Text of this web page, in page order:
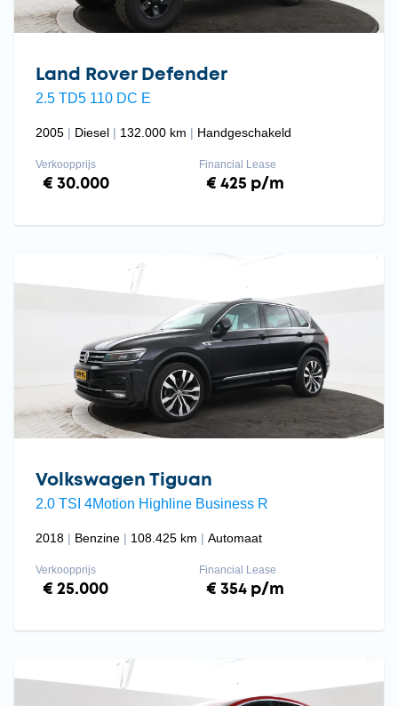
Land Rover Defender
2.5 TD5 110 DC E
2005 Diesel 132.000 km Handgeschakeld
Verkoopprijs
€ 30.000
Financial Lease
€ 425 p/m
Volkswagen Tiguan
2.0 TSI 4Motion Highline Business R
2018 Benzine 108.425 km Automaat
Verkoopprijs
€ 25.000
Financial Lease
€ 354 p/m